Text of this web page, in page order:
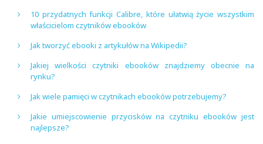
10 przydatnych funkcji Calibre, które ułatwią życie wszystkim
właścicielom czytników ebooków
Jak tworzyć ebooki z artykułów na Wikipedii?
Jakiej wielkości czytniki ebooków znajdziemy obecnie na
rynku?
Jak wiele pamięci w czytnikach ebooków potrzebujemy?
Jakie umiejscowienie przycisków na czytniku ebooków jest
najlepsze?